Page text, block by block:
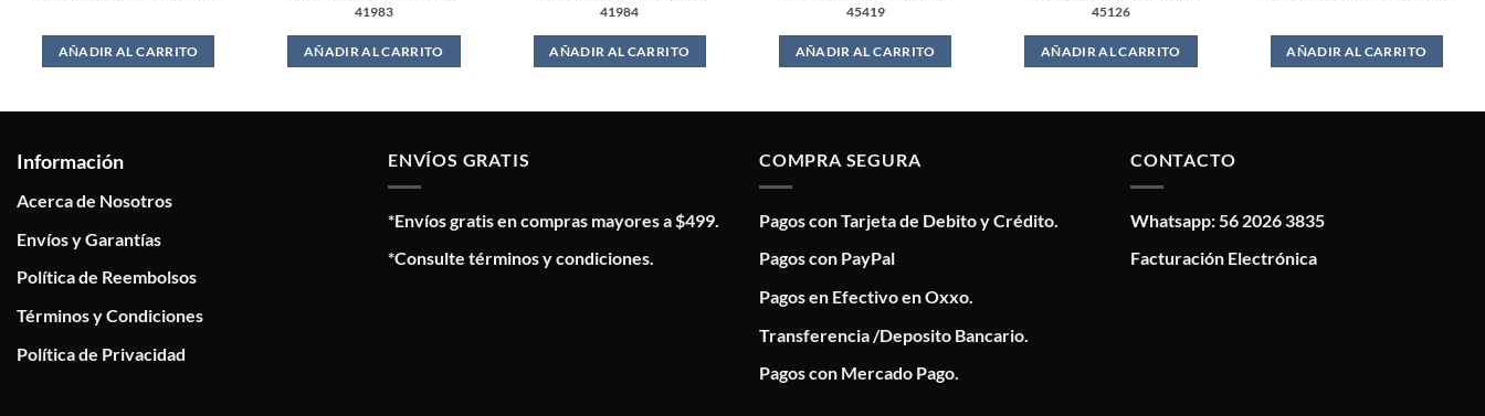
AÑADIR AL CARRITO
41983
AÑADIR AL CARRITO
41984
AÑADIR AL CARRITO
45419
AÑADIR AL CARRITO
45126
AÑADIR AL CARRITO AÑADIR AL CARRITO
Información
Acerca de Nosotros
Envíos y Garantías
Política de Reembolsos
Términos y Condiciones
Política de Privacidad
ENVÍOS GRATIS
*Envíos gratis en compras mayores a $499.
*Consulte términos y condiciones.
COMPRA SEGURA
Pagos con Tarjeta de Debito y Crédito.
Pagos con PayPal
Pagos en Efectivo en Oxxo.
Transferencia /Deposito Bancario.
Pagos con Mercado Pago.
CONTACTO
Whatsapp: 56 2026 3835
Facturación Electrónica